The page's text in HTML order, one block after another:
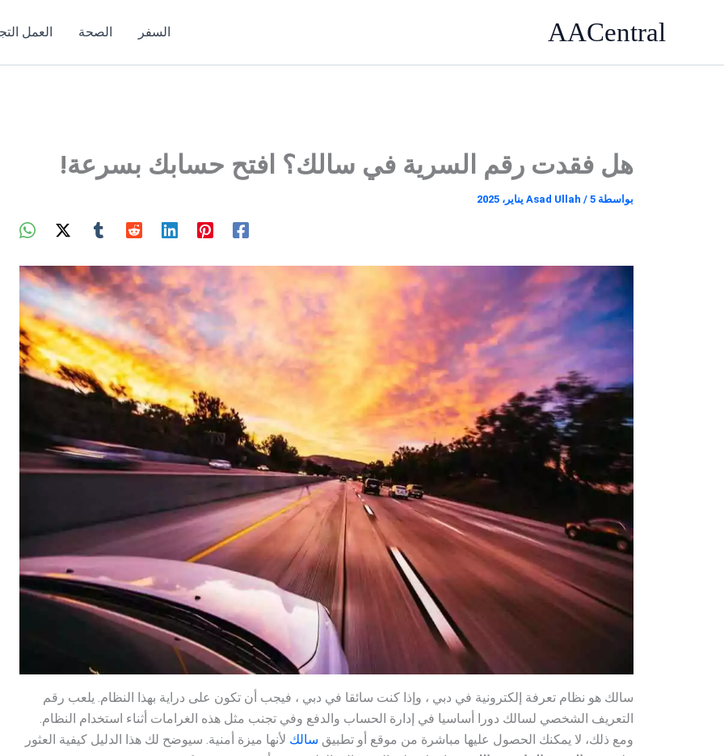
AACentral السفر الصحة العمل
هل فقدت رقم السرية في سالك؟ افتح حسابك بسرعة!
بواسطة Asad Ullah / 5 يناير، 2025
سالك هو نظام تعرفة إلكترونية في دبي ، وإذا كنت سائقا في دبي ، فيجب أن تكون على دراية بهذا النظام. يلعب رقم
التعريف الشخصي لسالك دورا أساسيا في إدارة الحساب والدفع وفي تجنب مثل هذه الغرامات أثناء استخدام النظام.
ومع ذلك، لا يمكنك الحصول عليها مباشرة من موقع أو تطبيق سالك لأنها ميزة أمنية. سيوضح لك هذا الدليل كيفية العثور